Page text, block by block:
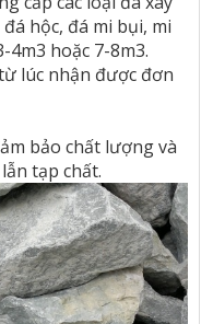
hộc, đá mi bụi, mi
4m3 hoặc 7-8m3.
lúc nhận được đơn
bảo chất lượng và
tạp chất.